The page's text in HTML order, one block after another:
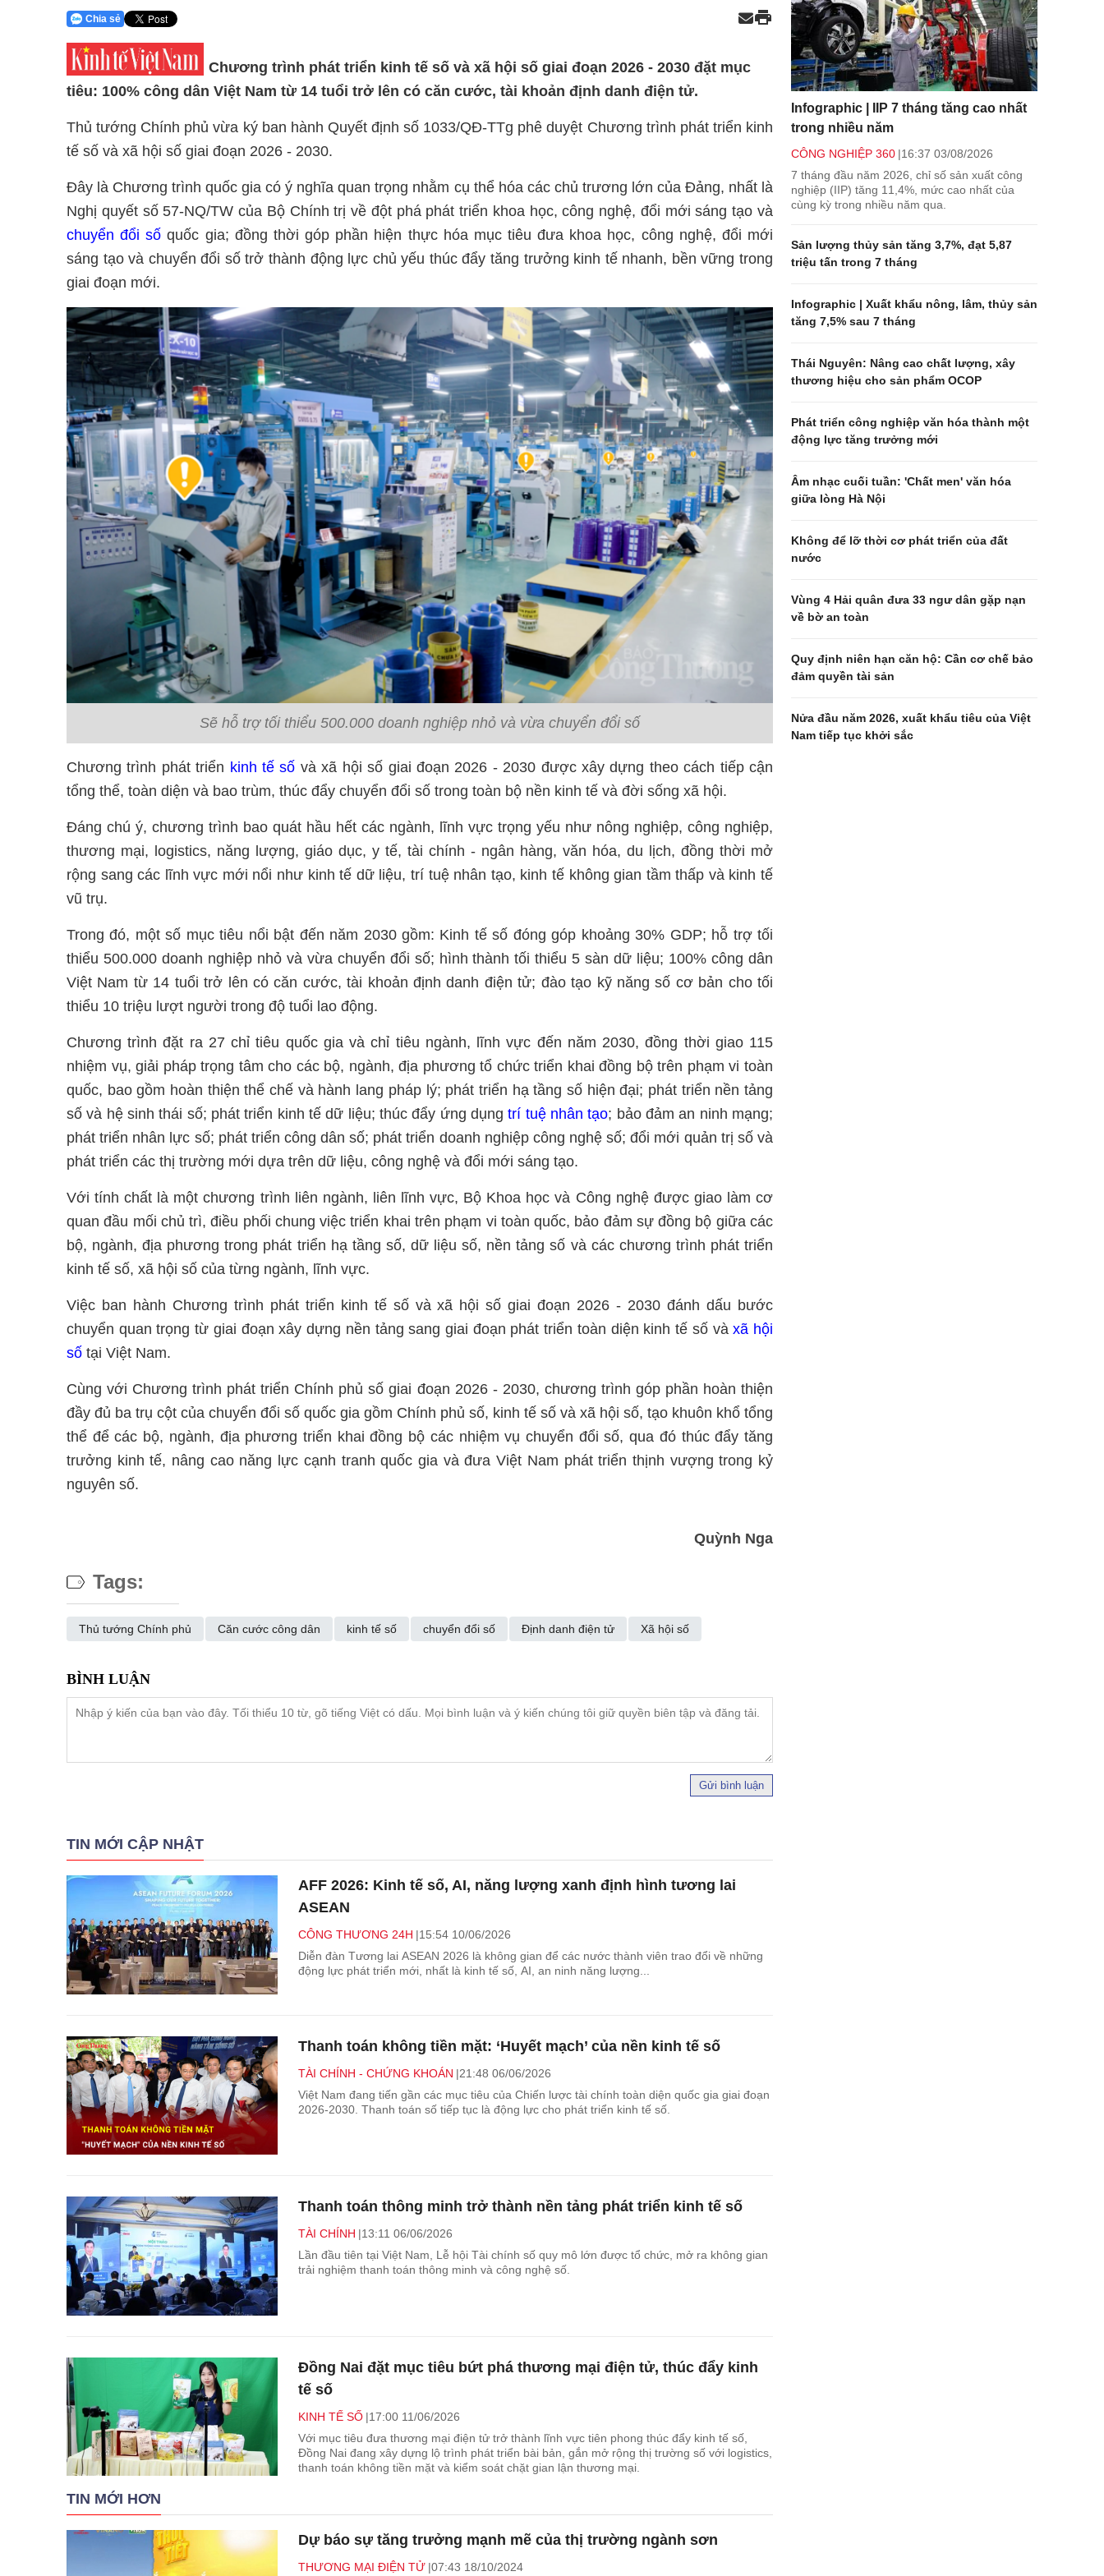
Chia sẻ
Chương trình phát triển kinh tế số và xã hội số giai đoạn 2026 - 2030 đặt mục
tiêu: 100% công dân Việt Nam từ 14 tuổi trở lên có căn cước, tài khoản định danh điện tử.
Thủ tướng Chính phủ vừa ký ban hành Quyết định số 1033/QĐ-TTg phê duyệt Chương trình phát triển kinh
tế số và xã hội số giai đoạn 2026 - 2030.
Đây là Chương trình quốc gia có ý nghĩa quan trọng nhằm cụ thể hóa các chủ trương lớn của Đảng, nhất là
Nghị quyết số 57-NQ/TW của Bộ Chính trị về đột phá phát triển khoa học, công nghệ, đổi mới sáng tạo và
chuyển đổi số quốc gia; đồng thời góp phần hiện thực hóa mục tiêu đưa khoa học, công nghệ, đổi mới
sáng tạo và chuyển đổi số trở thành động lực chủ yếu thúc đẩy tăng trưởng kinh tế nhanh, bền vững trong
giai đoạn mới.
Sẽ hỗ trợ tối thiểu 500.000 doanh nghiệp nhỏ và vừa chuyển đổi số
Chương trình phát triển kinh tế số và xã hội số giai đoạn 2026 - 2030 được xây dựng theo cách tiếp cận
tổng thể, toàn diện và bao trùm, thúc đẩy chuyển đổi số trong toàn bộ nền kinh tế và đời sống xã hội.
Đáng chú ý, chương trình bao quát hầu hết các ngành, lĩnh vực trọng yếu như nông nghiệp, công nghiệp,
thương mại, logistics, năng lượng, giáo dục, y tế, tài chính - ngân hàng, văn hóa, du lịch, đồng thời mở
rộng sang các lĩnh vực mới nổi như kinh tế dữ liệu, trí tuệ nhân tạo, kinh tế không gian tầm thấp và kinh tế
vũ trụ.
Trong đó, một số mục tiêu nổi bật đến năm 2030 gồm: Kinh tế số đóng góp khoảng 30% GDP; hỗ trợ tối
thiểu 500.000 doanh nghiệp nhỏ và vừa chuyển đổi số; hình thành tối thiểu 5 sàn dữ liệu; 100% công dân
Việt Nam từ 14 tuổi trở lên có căn cước, tài khoản định danh điện tử; đào tạo kỹ năng số cơ bản cho tối
thiểu 10 triệu lượt người trong độ tuổi lao động.
Chương trình đặt ra 27 chỉ tiêu quốc gia và chỉ tiêu ngành, lĩnh vực đến năm 2030, đồng thời giao 115
nhiệm vụ, giải pháp trọng tâm cho các bộ, ngành, địa phương tổ chức triển khai đồng bộ trên phạm vi toàn
quốc, bao gồm hoàn thiện thể chế và hành lang pháp lý; phát triển hạ tầng số hiện đại; phát triển nền tảng
số và hệ sinh thái số; phát triển kinh tế dữ liệu; thúc đẩy ứng dụngtrí tuệ nhân tạo; bảo đảm an ninh mạng;
phát triển nhân lực số; phát triển công dân số; phát triển doanh nghiệp công nghệ số; đổi mới quản trị số và
phát triển các thị trường mới dựa trên dữ liệu, công nghệ và đổi mới sáng tạo.
Với tính chất là một chương trình liên ngành, liên lĩnh vực, Bộ Khoa học và Công nghệ được giao làm cơ
quan đầu mối chủ trì, điều phối chung việc triển khai trên phạm vi toàn quốc, bảo đảm sự đồng bộ giữa các
bộ, ngành, địa phương trong phát triển hạ tầng số, dữ liệu số, nền tảng số và các chương trình phát triển
kinh tế số, xã hội số của từng ngành, lĩnh vực.
Việc ban hành Chương trình phát triển kinh tế số và xã hội số giai đoạn 2026 - 2030 đánh dấu bước
chuyển quan trọng từ giai đoạn xây dựng nền tảng sang giai đoạn phát triển toàn diện kinh tế số vàxã hội
số tại Việt Nam.
Cùng với Chương trình phát triển Chính phủ số giai đoạn 2026 - 2030, chương trình góp phần hoàn thiện
đầy đủ ba trụ cột của chuyển đổi số quốc gia gồm Chính phủ số, kinh tế số và xã hội số, tạo khuôn khổ tổng
thể để các bộ, ngành, địa phương triển khai đồng bộ các nhiệm vụ chuyển đổi số, qua đó thúc đẩy tăng
trưởng kinh tế, nâng cao năng lực cạnh tranh quốc gia và đưa Việt Nam phát triển thịnh vượng trong kỷ
nguyên số.
Quỳnh Nga
Tags:
Thủ tướng Chính phủ Căn cước công dân kinh tế số chuyển đổi số Định danh điện tử Xã hội số
Gửi bình luận
TIN MỚI CẬP NHẬT
AFF 2026: Kinh tế số, AI, năng lượng xanh định hình tương lai
ASEAN
CÔNG THƯƠNG 24H 15:54 10/06/2026
Diễn đàn Tương lai ASEAN 2026 là không gian để các nước thành viên trao đổi về những
động lực phát triển mới, nhất là kinh tế số, AI, an ninh năng lượng...
Thanh toán không tiền mặt: ‘Huyết mạch’ của nền kinh tế số
TÀI CHÍNH - CHỨNG KHOÁN 21:48 06/06/2026
Việt Nam đang tiến gần các mục tiêu của Chiến lược tài chính toàn diện quốc gia giai đoạn
2026-2030. Thanh toán số tiếp tục là động lực cho phát triển kinh tế số.
Thanh toán thông minh trở thành nền tảng phát triển kinh tế số
TÀI CHÍNH 13:11 06/06/2026
Lần đầu tiên tại Việt Nam, Lễ hội Tài chính số quy mô lớn được tổ chức, mở ra không gian
trải nghiệm thanh toán thông minh và công nghệ số.
Đồng Nai đặt mục tiêu bứt phá thương mại điện tử, thúc đẩy kinh
tế số
KINH TẾ SỐ 17:00 11/06/2026
Với mục tiêu đưa thương mại điện tử trở thành lĩnh vực tiên phong thúc đẩy kinh tế số,
Đồng Nai đang xây dựng lộ trình phát triển bài bản, gắn mở rộng thị trường số với logistics,
thanh toán không tiền mặt và kiểm soát chặt gian lận thương mại.
TIN MỚI HƠN
Dự báo sự tăng trưởng mạnh mẽ của thị trường ngành sơn
THƯƠNG MẠI ĐIỆN TỬ 07:43 18/10/2024
Infographic | IIP 7 tháng tăng cao nhất
trong nhiều năm
CÔNG NGHIỆP 360 16:37 03/08/2026
7 tháng đầu năm 2026, chỉ số sản xuất công
nghiệp (IIP) tăng 11,4%, mức cao nhất của
cùng kỳ trong nhiều năm qua.
Sản lượng thủy sản tăng 3,7%, đạt 5,87
triệu tấn trong 7 tháng
Infographic | Xuất khẩu nông, lâm, thủy sản
tăng 7,5% sau 7 tháng
Thái Nguyên: Nâng cao chất lượng, xây
thương hiệu cho sản phẩm OCOP
Phát triển công nghiệp văn hóa thành một
động lực tăng trưởng mới
Âm nhạc cuối tuần: 'Chất men' văn hóa
giữa lòng Hà Nội
Không để lỡ thời cơ phát triển của đất
nước
Vùng 4 Hải quân đưa 33 ngư dân gặp nạn
về bờ an toàn
Quy định niên hạn căn hộ: Cần cơ chế bảo
đảm quyền tài sản
Nửa đầu năm 2026, xuất khẩu tiêu của Việt
Nam tiếp tục khởi sắc